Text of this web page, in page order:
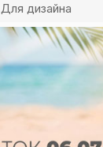
Для дизайна